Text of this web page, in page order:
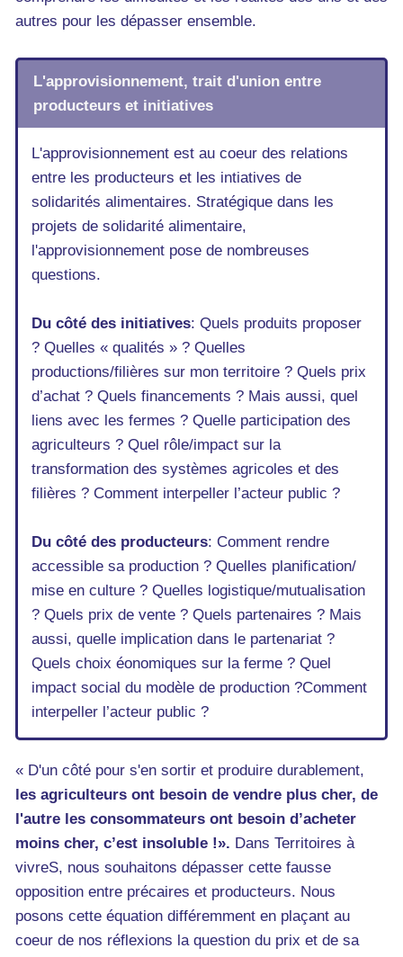
autres pour les dépasser ensemble.
L'approvisionnement, trait d'union entre
producteurs et initiatives
L'approvisionnement est au coeur des relations
entre les producteurs et les intiatives de
solidarités alimentaires. Stratégique dans les
projets de solidarité alimentaire,
l'approvisionnement pose de nombreuses
questions.
Du côté des initiatives: Quels produits proposer
? Quelles « qualités » ? Quelles
productions/filières sur mon territoire ? Quels prix
d’achat ? Quels financements ? Mais aussi, quel
liens avec les fermes ? Quelle participation des
agriculteurs ? Quel rôle/impact sur la
transformation des systèmes agricoles et des
filières ? Comment interpeller l’acteur public ?
Du côté des producteurs: Comment rendre
accessible sa production ? Quelles planification/
mise en culture ? Quelles logistique/mutualisation
? Quels prix de vente ? Quels partenaires ? Mais
aussi, quelle implication dans le partenariat ?
Quels choix éonomiques sur la ferme ? Quel
impact social du modèle de production ?Comment
interpeller l’acteur public ?
« D'un côté pour s'en sortir et produire durablement,
les agriculteurs ont besoin de vendre plus cher, de
l'autre les consommateurs ont besoin d’acheter
moins cher, c’est insoluble !». Dans Territoires à
vivreS, nous souhaitons dépasser cette fausse
opposition entre précaires et producteurs. Nous
posons cette équation différemment en plaçant au
coeur de nos réflexions la question du prix et de sa